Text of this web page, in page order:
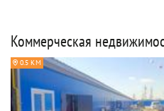
Коммерческая
0.5 КМ